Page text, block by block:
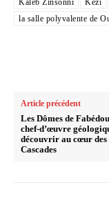
Kaleb Zinsonni
Kezi
la salle polyvalente de
Article précédent
Les Dômes de
chef-d’œuvre
découvrir au cœur des
Cascades